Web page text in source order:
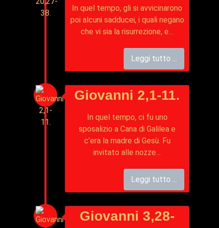
In quel tempo, gli si avvicinarono
poi alcuni sadducei, i quali negano
che vi sia la risurrezione, e…
Leggi tutto ...
Giovanni 2,1-11.
In quel tempo, ci fu uno
sposalizio a Cana di Galilea e
c’era la madre di Gesù. Fu
invitato alle nozze…
Leggi tutto ...
Giovanni 3,28-